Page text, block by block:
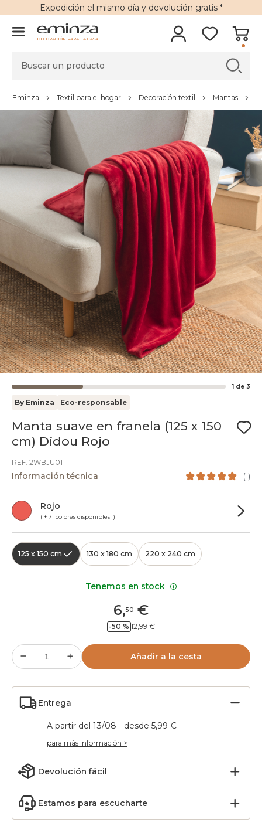
Expedición el mismo día y devolución gratis*
DECORACIÓN PARA LA CASA
Eminza Textil para el hogar Decoración textil Mantas
1 de 3
By Eminza Eco-responsable
Manta suave en franela (125 x 150
cm) Didou Rojo
REF. 2WBJU01
Información técnica (1)
Rojo
( + 7 colores disponibles )
125 x 150 cm 130 x 180 cm 220 x 240 cm
6,50 €
-50 % 12,99 €
Añadir a la cesta
Entrega
A partir del 13/08 - desde 5,99 €
para más información >
Devolución fácil
Estamos para escucharte